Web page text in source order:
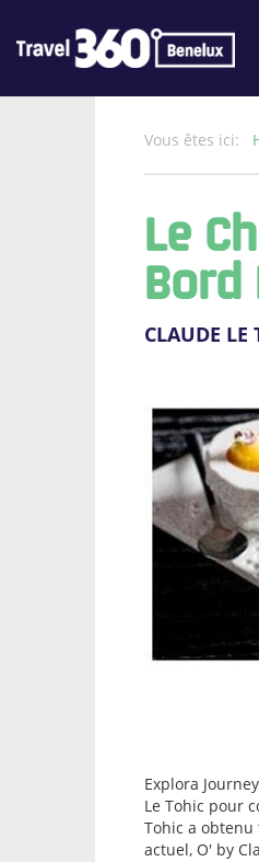
Vous êtes ici:
Le
Bord
CLAUDE LE
Explora
Le Tohic pour
Tohic a obtenu
actuel, O' by